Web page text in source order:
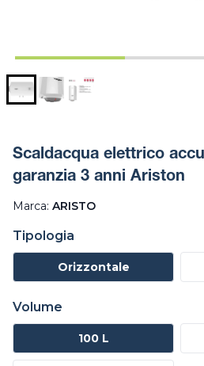
Scaldacqua elettrico
garanzia 3 anni Ariston
Marca: ARISTO
Tipologia
Orizzontale
Volume
100 L